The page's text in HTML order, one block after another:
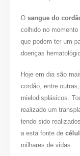
Osangue do
colhido no
que podem ter um
doenças
Hoje em dia são
cordão, entre
mielodisplásicos.
realizado um
tendo sido
a esta fonte de
milhares de vidas.